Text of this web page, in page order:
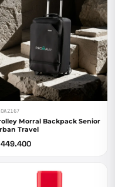
Morral Backpack Senior
Travel